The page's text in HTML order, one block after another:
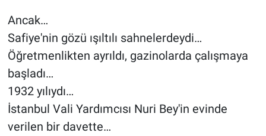
Ancak…
Safiye'nin gözü ışıltılı sahnelerdeydi…
Öğretmenlikten ayrıldı, gazinolarda çalışmaya
başladı…
1932 yılıydı…
İstanbul Vali Yardımcısı Nuri Bey'in evinde
verilen bir davette…